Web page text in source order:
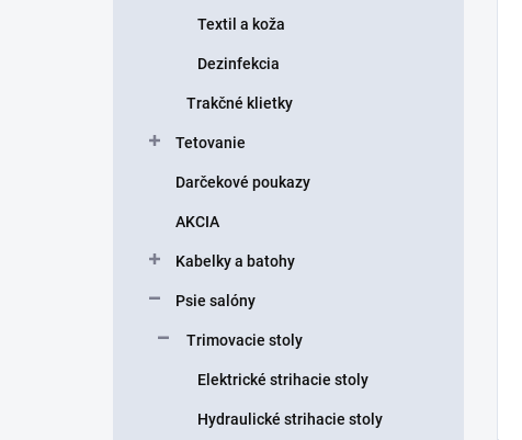
Textil a koža
Dezinfekcia
Trakčné klietky
Tetovanie
Darčekové poukazy
AKCIA
Kabelky a batohy
Psie salóny
Trimovacie stoly
Elektrické strihacie stoly
Hydraulické strihacie stoly